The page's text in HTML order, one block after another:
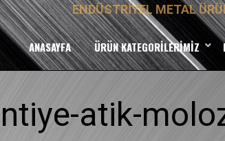
ENDÜSTRIYEL METAL
ANASAYFA ÜRÜN KATEGORILERIMIZ
atik-